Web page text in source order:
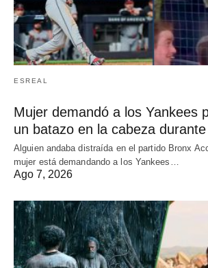
ESREAL
Mujer demandó a los Yankees
un batazo en la cabeza
Alguien andaba distraída en el partido Bronx
mujer está demandando a los Yankees…
Ago 7, 2026